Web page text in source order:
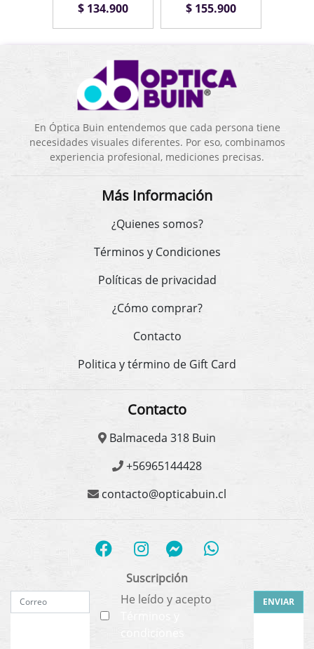
$ 134.900 $ 155.900
En Óptica Buin entendemos que cada persona tiene
necesidades visuales diferentes. Por eso, combinamos
experiencia profesional, mediciones precisas.
Más Información
¿Quienes somos?
Términos y Condiciones
Políticas de privacidad
¿Cómo comprar?
Contacto
Politica y término de Gift Card
Contacto
Balmaceda 318 Buin
+56965144428
contacto@opticabuin.cl
Suscripción
He leído y acepto
condiciones
ENVIAR